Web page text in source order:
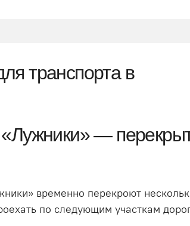
транспорта в
—
временно перекроют
по следующим участкам